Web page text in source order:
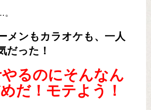
メンもカラオケも、一人
だった！
るのにそんなん
だ！モテよう！